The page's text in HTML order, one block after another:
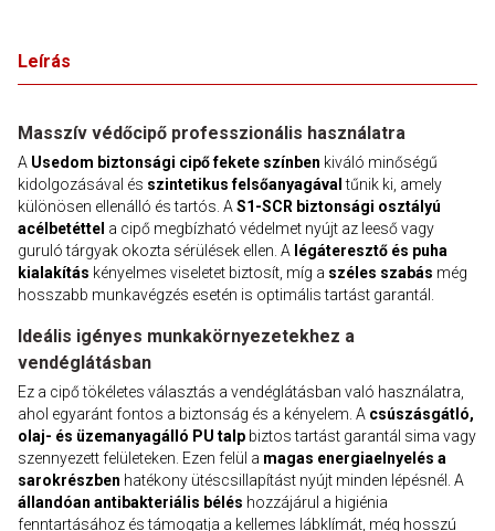
Leírás
Masszív védőcipő professzionális használatra
A Usedom biztonsági cipő fekete színben kiváló minőségű
kidolgozásával és szintetikus felsőanyagával tűnik ki, amely
különösen ellenálló és tartós. A S1-SCR biztonsági osztályú
acélbetéttel a cipő megbízható védelmet nyújt az leeső vagy
guruló tárgyak okozta sérülések ellen. A légáteresztő és puha
kialakítás kényelmes viseletet biztosít, míg a széles szabás még
hosszabb munkavégzés esetén is optimális tartást garantál.
Ideális igényes munkakörnyezetekhez a
vendéglátásban
Ez a cipő tökéletes választás a vendéglátásban való használatra,
ahol egyaránt fontos a biztonság és a kényelem. A csúszásgátló,
olaj- és üzemanyagálló PU talp biztos tartást garantál sima vagy
szennyezett felületeken. Ezen felül a magas energiaelnyelés a
sarokrészben hatékony ütéscsillapítást nyújt minden lépésnél. A
állandóan antibakteriális bélés hozzájárul a higiénia
fenntartásához és támogatja a kellemes lábklímát, még hosszú